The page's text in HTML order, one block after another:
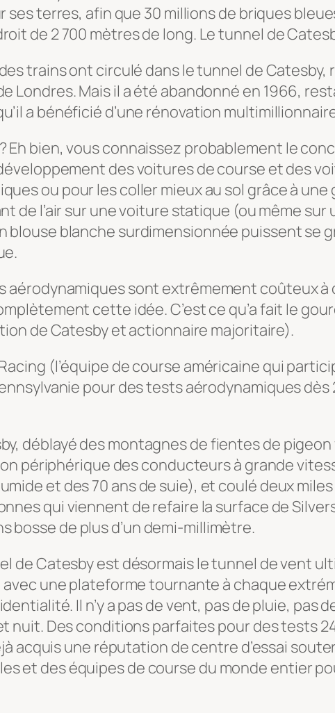
terres, afin que 30 millions de briques
de 2 700 mètres de long. Le tunnel de
trains ont circulé dans le tunnel de
Londres. Mais il a été abandonné en 1966,
a bénéficié d’une rénovation
Eh bien, vous connaissez probablement le
des voitures de course et des
ou pour les coller mieux au sol grâce à
de l’air sur une voiture statique (ou même
blouse blanche surdimensionnée puissent se
aérodynamiques sont extrêmement coûteux
cette idée. C’est ce qu’a fait le
de Catesby et actionnaire majoritaire).
(l’équipe de course américaine qui
pour des tests aérodynamiques dès
déblayé des montagnes de fientes de
périphérique des conducteurs à grande
et des 70 ans de suie), et coulé deux
qui viennent de refaire la surface de
bosse de plus d’un demi-millimètre.
de Catesby est désormais le tunnel de vent
avec une plateforme tournante à chaque
Il n’y a pas de vent, pas de pluie, pas
nuit. Des conditions parfaites pour des tests
acquis une réputation de centre d’essai
et des équipes de course du monde entier